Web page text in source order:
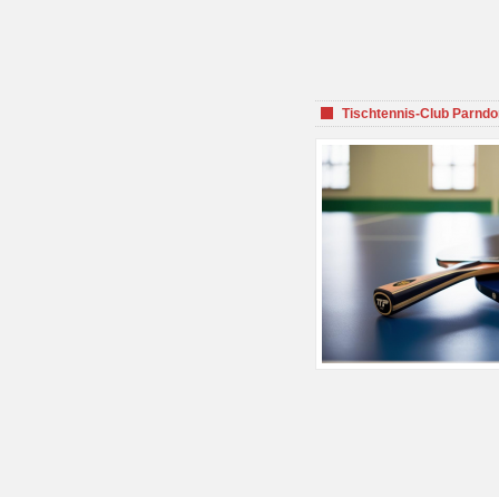
Tischtennis-Club